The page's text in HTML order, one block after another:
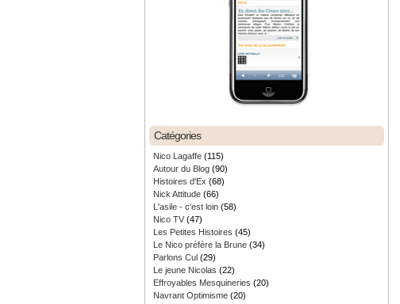
Catégories
Nico Lagaffe (115)
Autour du Blog (90)
Histoires d'Ex (68)
Nick Attitude (66)
L'asile - c'est loin (58)
Nico TV (47)
Les Petites Histoires (45)
Le Nico préfère la Brune (34)
Parlons Cul (29)
Le jeune Nicolas (22)
Effroyables Mesquineries (20)
Navrant Optimisme (20)